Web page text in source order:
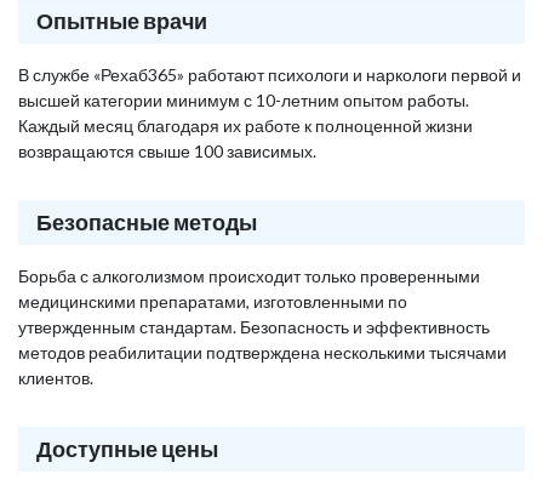
Опытные врачи
В службе «Рехаб365» работают психологи и наркологи первой и
высшей категории минимум с 10-летним опытом работы.
Каждый месяц благодаря их работе к полноценной жизни
возвращаются свыше 100 зависимых.
Безопасные методы
Борьба с алкоголизмом происходит только проверенными
медицинскими препаратами, изготовленными по
утвержденным стандартам. Безопасность и эффективность
методов реабилитации подтверждена несколькими тысячами
клиентов.
Доступные цены